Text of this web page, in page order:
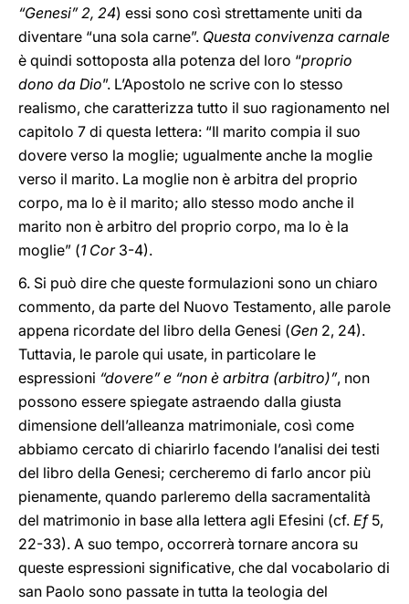
“Genesi” 2, 24) essi sono così strettamente uniti da
diventare “una sola carne”. Questa convivenza carnale
è quindi sottoposta alla potenza del loro “proprio
dono da Dio”. L’Apostolo ne scrive con lo stesso
realismo, che caratterizza tutto il suo ragionamento nel
capitolo 7 di questa lettera: “Il marito compia il suo
dovere verso la moglie; ugualmente anche la moglie
verso il marito. La moglie non è arbitra del proprio
corpo, ma lo è il marito; allo stesso modo anche il
marito non è arbitro del proprio corpo, ma lo è la
moglie” (1 Cor 3-4).
6. Si può dire che queste formulazioni sono un chiaro
commento, da parte del Nuovo Testamento, alle parole
appena ricordate del libro della Genesi (Gen 2, 24).
Tuttavia, le parole qui usate, in particolare le
espressioni “dovere” e “non è arbitra (arbitro)”, non
possono essere spiegate astraendo dalla giusta
dimensione dell’alleanza matrimoniale, così come
abbiamo cercato di chiarirlo facendo l’analisi dei testi
del libro della Genesi; cercheremo di farlo ancor più
pienamente, quando parleremo della sacramentalità
del matrimonio in base alla lettera agli Efesini (cf. Ef5,
22-33). A suo tempo, occorrerà tornare ancora su
queste espressioni significative, che dal vocabolario di
san Paolo sono passate in tutta la teologia del